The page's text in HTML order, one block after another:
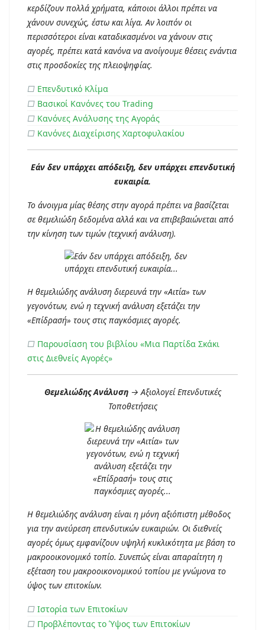
κερδίζουν πολλά χρήματα, κάποιοι άλλοι πρέπει να
χάνουν συνεχώς, έστω και λίγα. Αν λοιπόν οι
περισσότεροι είναι καταδικασμένοι να χάνουν στις
αγορές, πρέπει κατά κανόνα να ανοίγουμε θέσεις ενάντια
στις προσδοκίες της πλειοψηφίας.
□ Επενδυτικό Κλίμα
□ Βασικοί Κανόνες του Trading
□ Κανόνες Ανάλυσης της Αγοράς
□ Κανόνες Διαχείρισης Χαρτοφυλακίου
Εάν δεν υπάρχει απόδειξη, δεν υπάρχει επενδυτική
ευκαιρία.
Το άνοιγμα μίας θέσης στην αγορά πρέπει να βασίζεται
σε θεμελιώδη δεδομένα αλλά και να επιβεβαιώνεται από
την κίνηση των τιμών (τεχνική ανάλυση).
Η θεμελιώδης ανάλυση διερευνά την «Αιτία» των
γεγονότων, ενώ η τεχνική ανάλυση εξετάζει την
«Επίδρασή» τους στις παγκόσμιες αγορές.
□ Παρουσίαση του βιβλίου «Μια Παρτίδα Σκάκι
στις Διεθνείς Αγορές»
Θεμελιώδης Ανάλυση → Αξιολογεί Επενδυτικές
Τοποθετήσεις
Η θεμελιώδης ανάλυση είναι η μόνη αξιόπιστη μέθοδος
για την ανεύρεση επενδυτικών ευκαιριών. Οι διεθνείς
αγορές όμως εμφανίζουν υψηλή κυκλικότητα με βάση το
μακροοικονομικό τοπίο. Συνεπώς είναι απαραίτητη η
εξέταση του μακροοικονομικού τοπίου με γνώμονα το
ύψος των επιτοκίων.
□ Ιστορία των Επιτοκίων
□ Προβλέποντας το Ύψος των Επιτοκίων